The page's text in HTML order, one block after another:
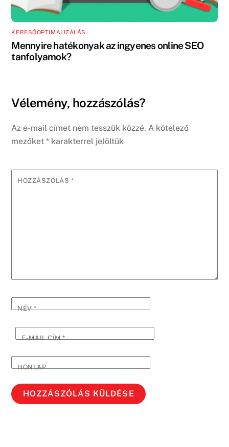
KERESŐOPTIMALIZÁLÁS
Mennyire hatékonyak az ingyenes online SEO
tanfolyamok?
Vélemény, hozzászólás?
Az e-mail címet nem tesszük közzé. A kötelező
mezőket* karakterrel jelöltük
HOZZÁSZÓLÁS *
NÉV*
E-MAIL CÍM*
HONLAP